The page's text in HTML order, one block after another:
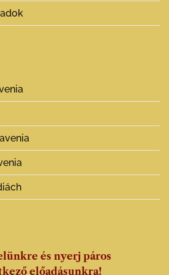
és nyerj páros
előadásunkra!